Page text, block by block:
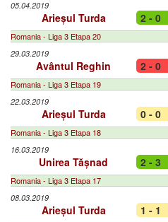
05.04.2019
Arieșul Turda 2 - 0
Romania - Liga 3 Etapa 20
29.03.2019
Avântul Reghin 2 - 0
Romania - Liga 3 Etapa 19
22.03.2019
Arieșul Turda 0 - 0
Romania - Liga 3 Etapa 18
16.03.2019
Unirea Tășnad 2 - 3
Romania - Liga 3 Etapa 17
08.03.2019
Arieșul Turda 1 - 1